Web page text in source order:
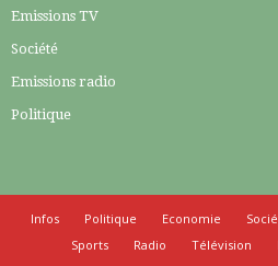
Emissions TV
Société
Emissions radio
Politique
Infos Politique Economie
Sports
Radio Télévision